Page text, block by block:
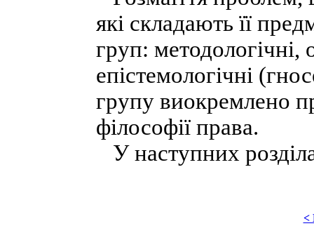
які складають її
груп: методологічні,
епістемологічні
групу виокремлено
філософії права.
У наступних
<